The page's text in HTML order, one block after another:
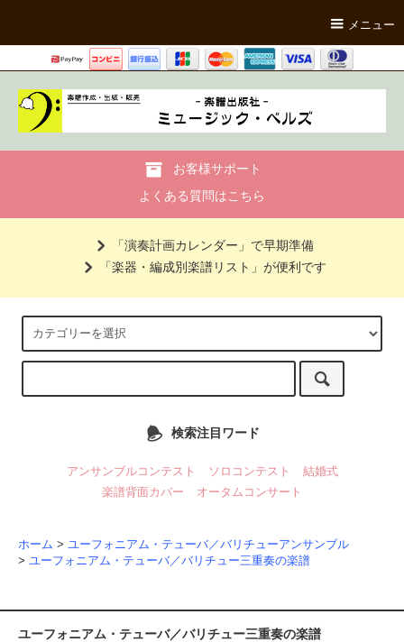
メニュー
お客様サポート
よくある質問はこちら
「演奏計画カレンダー」で早期準備
「楽器・編成別楽譜リスト」が便利です
検索注目ワード
アンサンブルコンテスト ソロコンテスト
結婚式
楽譜背面カバー
オータムコンサート
ホーム > ユーフォニアム・テューバ／バリチューアンサンブル
> ユーフォニアム・テューバ／バリチュー三重奏の楽譜
ユーフォニアム・テューバ／バリチュー三重奏の楽譜